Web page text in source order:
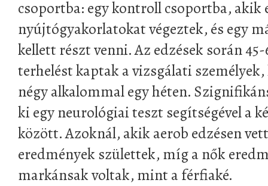
csoportba: egy kontroll csoportba, akik
nyújtógyakorlatokat végeztek, és egy
kellett részt venni. Az edzések során
terhelést kaptak a vizsgálati
négy alkalommal egy héten.
ki egy neurológiai teszt segítségével a
között. Azoknál, akik aerob edzésen
eredmények születtek, míg a nők
markánsak voltak, mint a férfiaké.